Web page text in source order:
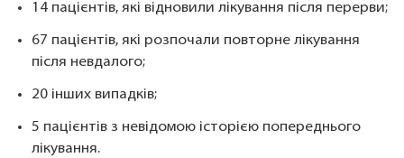
14 пацієнтів, які відновили лікування після перерви;
67 пацієнтів, які розпочали повторне лікування
після невдалого;
20 інших випадків;
5 пацієнтів з невідомою історією попереднього
лікування.